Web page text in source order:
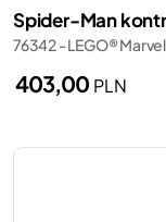
Spider-Man
76342 - LEGO® Marvel
403,00 PLN